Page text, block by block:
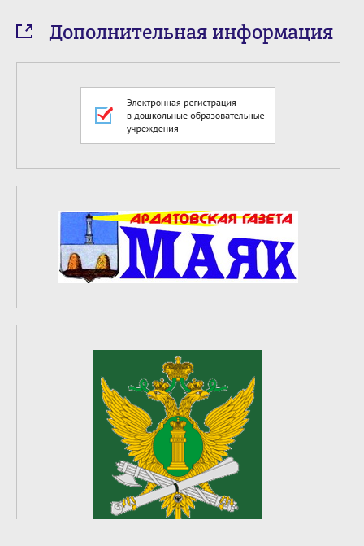
Дополнительная информация